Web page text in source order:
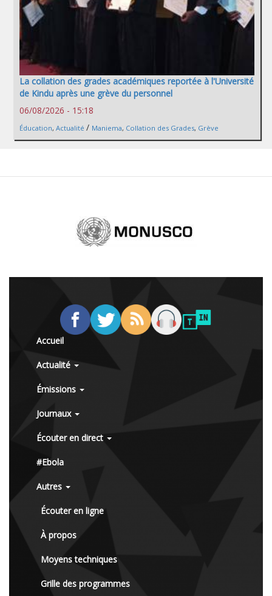
La collation des grades académiques reportée à l'Université
de Kindu après une grève du personnel
06/08/2026 - 15:18
Éducation, Actualité / Maniema, Collation des Grades, Grève
Accueil
Actualité
Émissions
Journaux
Écouter en direct
#Ebola
Autres
Écouter en ligne
À propos
Moyens techniques
Grille des programmes